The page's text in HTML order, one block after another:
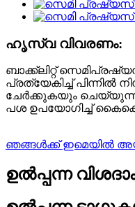
ഹൃസ്വ വിവരണം:
ബാക്ക്‌ലിറ്റ്
പ്രത്യേകിച്ച്
ചേർക്കുകയും
പശ ഉപയോഗിച്ച്
ഞങ്ങൾക്ക് ഇമെയിൽ
ഉൽപ്പന്ന